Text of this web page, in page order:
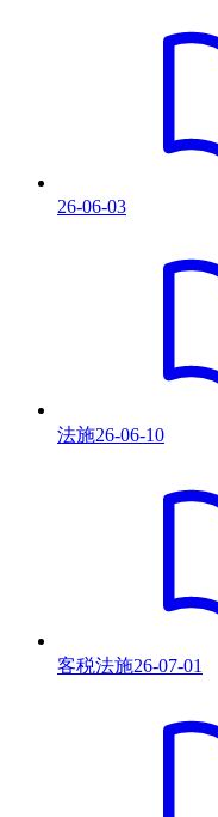
26-06-03
法施26-06-10
客税法施26-07-01